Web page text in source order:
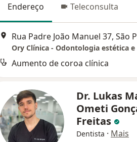
Endereço Teleconsulta
Rua Padre João Manuel 37, São
Aumento de coroa clínica
Dr. Lukas
Ometi
Freitas
Dentista · Mais